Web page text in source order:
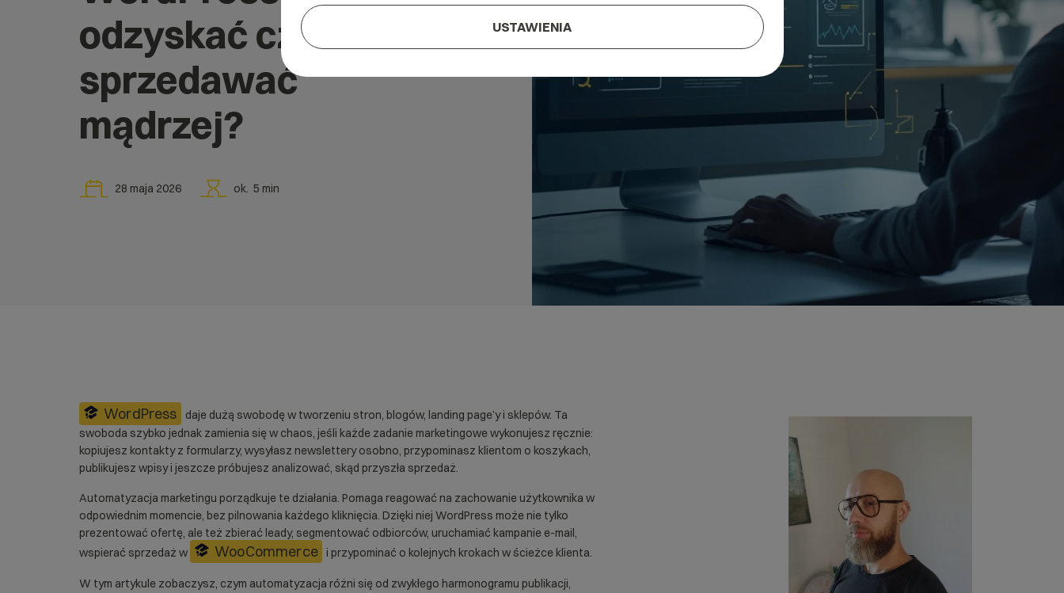
odzyskać czas i
sprzedawać
mądrzej?
28 maja 2026 ok. 5 min
WordPress
daje dużą swobodę w tworzeniu stron, blogów, landing page’y i sklepów. Ta
swoboda szybko jednak zamienia się w chaos, jeśli każde zadanie marketingowe wykonujesz ręcznie:
kopiujesz kontakty z formularzy, wysyłasz newslettery osobno, przypominasz klientom o koszykach,
publikujesz wpisy i jeszcze próbujesz analizować, skąd przyszła sprzedaż.
Automatyzacja marketingu porządkuje te działania. Pomaga reagować na zachowanie użytkownika w
odpowiednim momencie, bez pilnowania każdego kliknięcia. Dzięki niej WordPress może nie tylko
prezentować ofertę, ale też zbierać leady, segmentować odbiorców, uruchamiać kampanie e-mail,
wspierać sprzedaż w
WooCommerce i przypominać o kolejnych krokach w ścieżce klienta.
W tym artykule zobaczysz, czym automatyzacja różni się od zwykłego harmonogramu publikacji,
USTAWIENIA